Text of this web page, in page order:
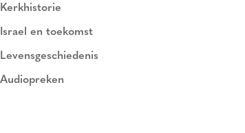
Kerkhistorie
Israel en toekomst
Levensgeschiedenis
Audiopreken